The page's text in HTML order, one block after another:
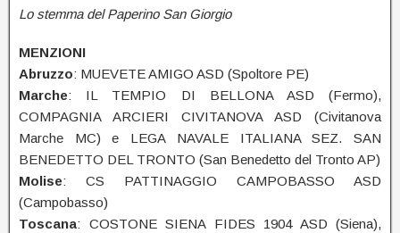
Lo stemma del Paperino San Giorgio
MENZIONI
Abruzzo: MUEVETE AMIGO ASD (Spoltore PE)
Marche: IL TEMPIO DI BELLONA ASD (Fermo),
COMPAGNIA ARCIERI CIVITANOVA ASD (Civitanova
Marche MC) e LEGA NAVALE ITALIANA SEZ. SAN
BENEDETTO DEL TRONTO (San Benedetto del Tronto AP)
Molise: CS PATTINAGGIO CAMPOBASSO ASD
(Campobasso)
Toscana: COSTONE SIENA FIDES 1904 ASD (Siena),